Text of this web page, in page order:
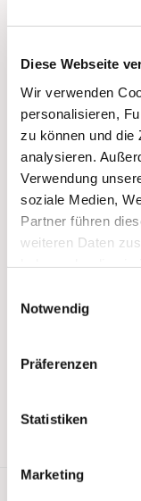
Diese Webseite
Wir verwenden
personalisieren,
zu können und die
analysieren.
Verwendung
soziale Medien,
Partner führen
weiteren Daten
Notwendig
Präferenzen
Statistiken
Marketing